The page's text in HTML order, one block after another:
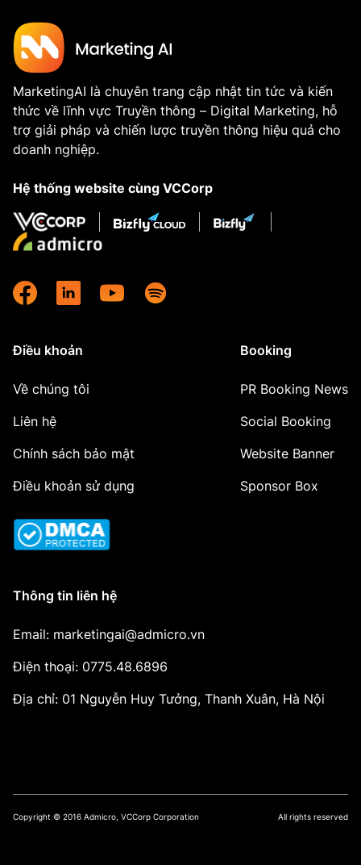
MarketingAI là chuyên trang cập nhật tin tức và kiến
thức về lĩnh vực Truyền thông – Digital Marketing, hỗ
trợ giải pháp và chiến lược truyền thông hiệu quả cho
doanh nghiệp.
Hệ thống website cùng VCCorp
Điều khoản
Về chúng tôi
Liên hệ
Chính sách bảo mật
Điều khoản sử dụng
Booking
PR Booking News
Social Booking
Website Banner
Sponsor Box
Thông tin liên hệ
Email: marketingai@admicro.vn
Điện thoại: 0775.48.6896
Địa chỉ: 01 Nguyễn Huy Tưởng, Thanh Xuân, Hà Nội
Copyright © 2016 Admicro, VCCorp Corporation All rights reserved